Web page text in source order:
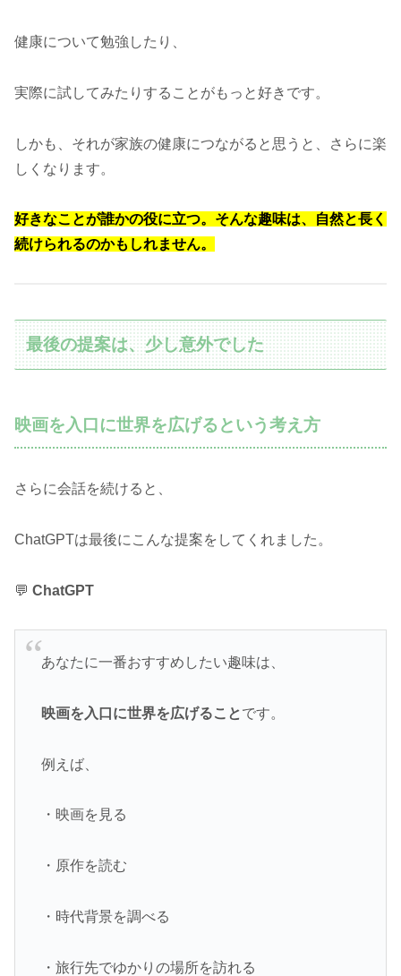
健康について勉強したり、
実際に試してみたりすることがもっと好きです。
しかも、それが家族の健康につながると思うと、さらに楽
しくなります。
好きなことが誰かの役に立つ。そんな趣味は、自然と長く
続けられるのかもしれません。
最後の提案は、少し意外でした
映画を入口に世界を広げるという考え方
さらに会話を続けると、
ChatGPTは最後にこんな提案をしてくれました。
💬 ChatGPT
あなたに一番おすすめしたい趣味は、
映画を入口に世界を広げることです。
例えば、
・映画を見る
・原作を読む
・時代背景を調べる
・旅行先でゆかりの場所を訪れる